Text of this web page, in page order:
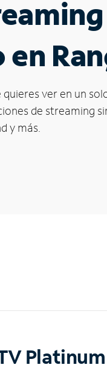
ver en un
de streaming
y más.
Platinum